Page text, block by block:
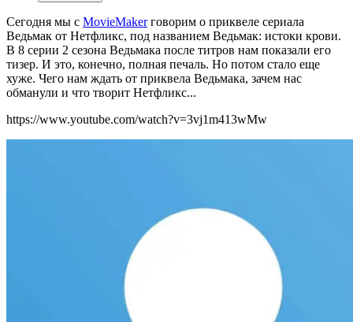
Сегодня мы с MovieMakerговорим о приквеле сериала
Ведьмак от Нетфликс, под названием Ведьмак: истоки крови.
В 8 серии 2 сезона Ведьмака после титров нам показали его
тизер. И это, конечно, полная печаль. Но потом стало еще
хуже. Чего нам ждать от приквела Ведьмака, зачем нас
обманули и что творит Нетфликс...
https://www.youtube.com/watch?v=3vj1m413wMw